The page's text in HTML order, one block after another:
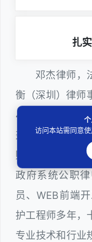
扎
邓杰律师，
衡（深圳）律师
兼任深圳市人民
购评审专家（法
政府系统公职
员、WEB前端
护工程师多年，
专业技术和行业
访问本站需同意